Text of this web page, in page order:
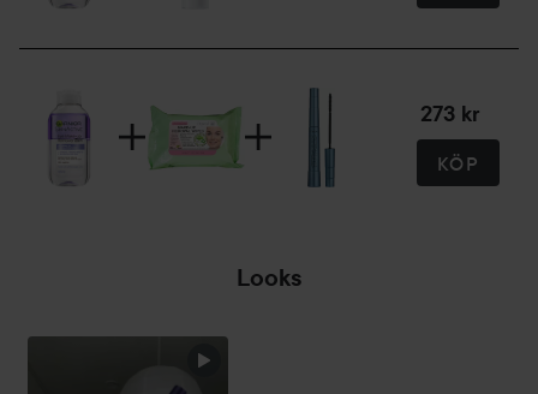
273 kr
KÖP
Looks